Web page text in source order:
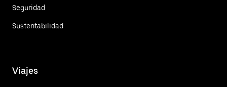
Seguridad
Sustentabilidad
Viajes